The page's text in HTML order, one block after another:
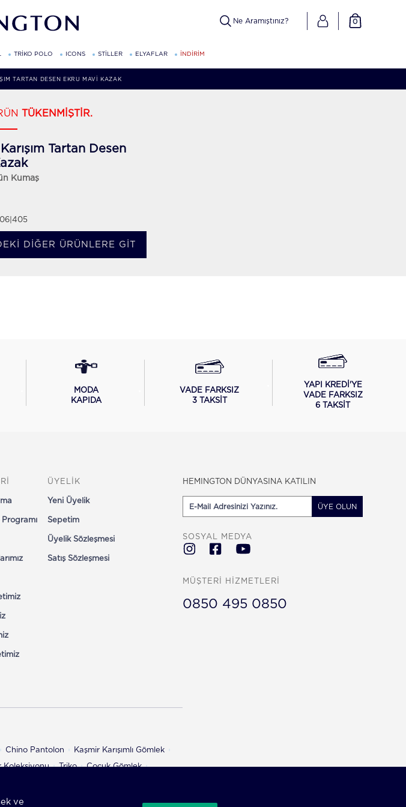
0
TRİKO POLO ICONS STİLLER ELYAFLAR İNDİRİM
TARTAN DESEN EKRU MAVI KAZAK
TÜKENMİŞTİR.
Tartan Desen
Kumaş
DIĞER ÜRÜNLERE GIT
MODA
KAPIDA
VADE FARKSIZ
3 TAKSİT
YAPI KREDİ'YE
VADE FARKSIZ
6 TAKSİT
ÜYELİK
Yeni Üyelik
Sepetim
Üyelik Sözleşmesi
Satış Sözleşmesi
Chino Pantolon Kaşmir Karışımlı Gömlek
Koleksiyonu Triko Çocuk Gömlek
HEMINGTON DÜNYASINA KATILIN
ÜYE OLUN
SOSYAL MEDYA
MÜŞTERİ HİZMETLERİ
0850 495 0850